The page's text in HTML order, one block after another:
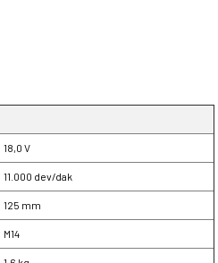
18,0 V
11.000 dev/dak
125 mm
M14